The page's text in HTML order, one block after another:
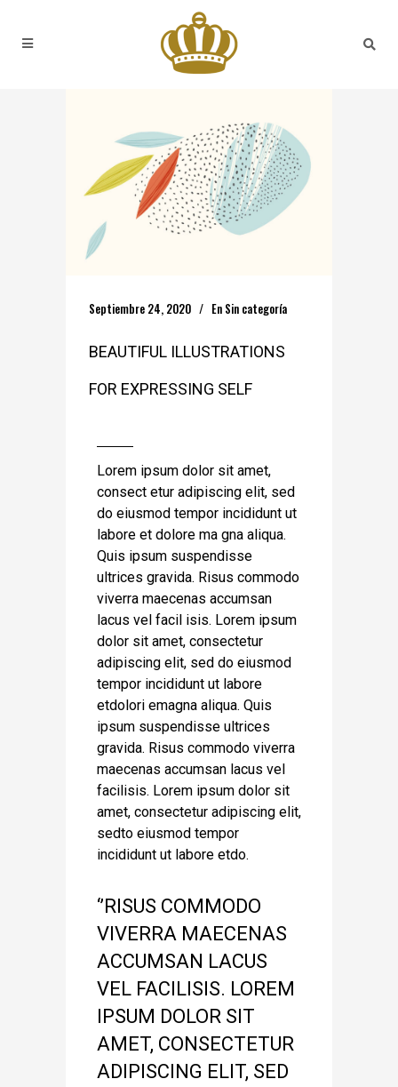
Septiembre 24, 2020 En Sin categoría
BEAUTIFUL ILLUSTRATIONS
FOR EXPRESSING SELF
Lorem ipsum dolor sit amet,
consect etur adipiscing elit, sed
do eiusmod tempor incididunt ut
labore et dolore ma gna aliqua.
Quis ipsum suspendisse
ultrices gravida. Risus commodo
viverra maecenas accumsan
lacus vel facil isis. Lorem ipsum
dolor sit amet, consectetur
adipiscing elit, sed do eiusmod
tempor incididunt ut labore
etdolori emagna aliqua. Quis
ipsum suspendisse ultrices
gravida. Risus commodo viverra
maecenas accumsan lacus vel
facilisis. Lorem ipsum dolor sit
amet, consectetur adipiscing elit,
sedto eiusmod tempor
incididunt ut labore etdo.
‘’RISUS COMMODO
VIVERRA MAECENAS
ACCUMSAN LACUS
VEL FACILISIS. LOREM
IPSUM DOLOR SIT
AMET, CONSECTETUR
ADIPISCING ELIT, SED